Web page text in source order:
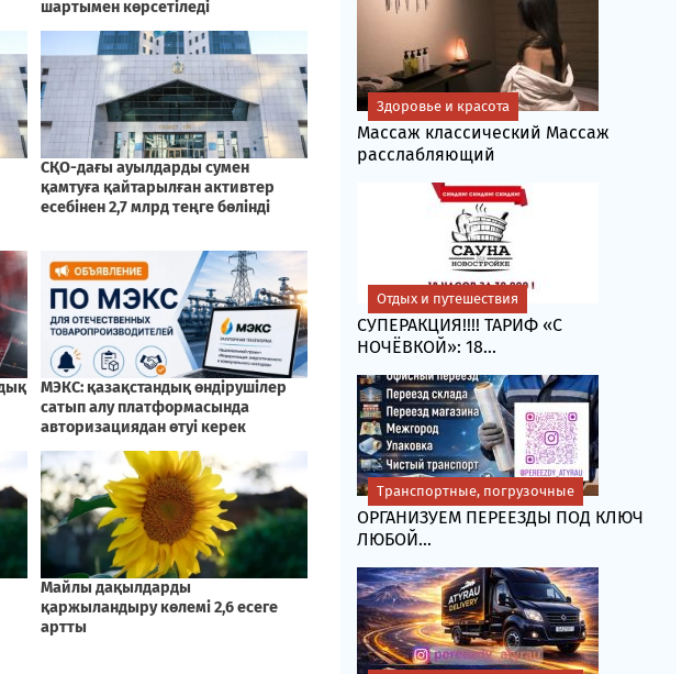
Массаж классический Массаж
расслабляющий
Здоровье и красота
СУПЕРАКЦИЯ!!!! ТАРИФ «C
НОЧЁВКОЙ»: 18...
Отдых и путешествия
ОРГАНИЗУЕМ ПЕРЕЕЗДЫ ПОД КЛЮЧ
ЛЮБОЙ...
Транспортные, погрузочные